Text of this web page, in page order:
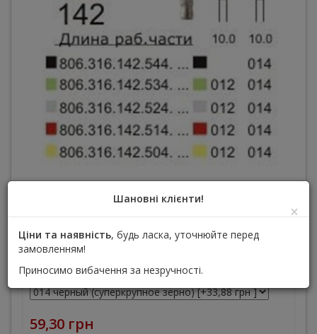
довжина робочої частини: 10.0
Виробник :Diasa (Диаса)
Залиште відгук першим
Размер *
59,30 грн
Шановні клієнти!
×
Ціни та наявність, будь ласка, уточнюйте перед
замовленням!
Приносимо вибачення за незручності.